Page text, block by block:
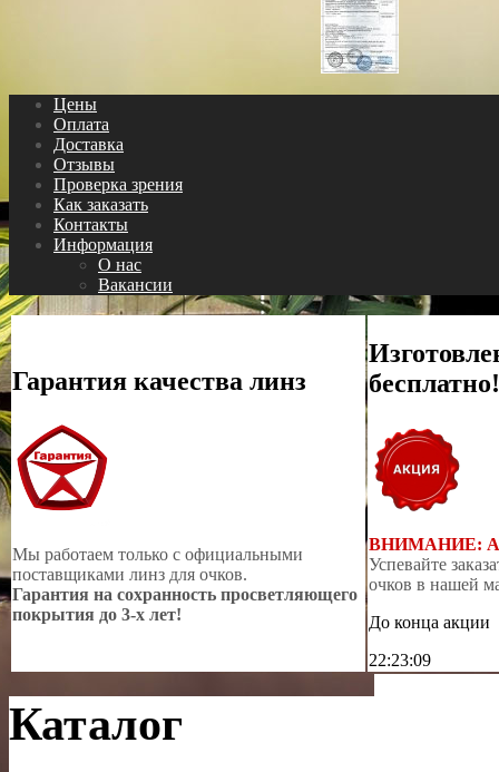
Цены
Оплата
Доставка
Отзывы
Проверка зрения
Как заказать
Контакты
Информация
О нас
Вакансии
Гарантия качества линз
Мы работаем только с официальными
поставщиками линз для очков.
Гарантия на сохранность просветляющего
покрытия до 3-х лет!
бесплатно!
ВНИМАНИЕ:
Успевайте
очков в нашей
До конца акции
22:23:07
Каталог